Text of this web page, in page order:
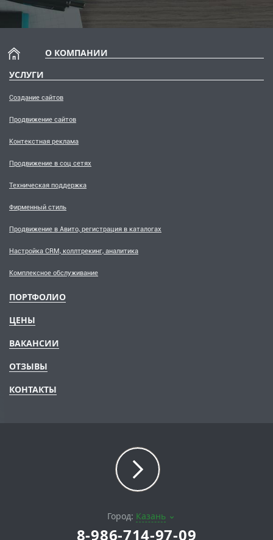
О КОМПАНИИ
УСЛУГИ
Создание сайтов
Продвижение сайтов
Контекстная реклама
Продвижение в соц сетях
Техническая поддержка
Фирменный стиль
Продвижение в Авито, регистрация в каталогах
Настройка CRM, коллтрекинг, аналитика
Комплексное обслуживание
ПОРТФОЛИО
ЦЕНЫ
ВАКАНСИИ
ОТЗЫВЫ
КОНТАКТЫ
Город: Казань
8-986-714-97-09